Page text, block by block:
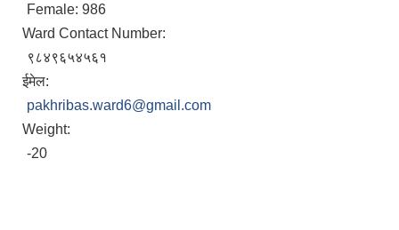
Female: 986
Ward Contact Number:
९८४९६५४५६१
ईमेल:
pakhribas.ward6@gmail.com
Weight:
-20